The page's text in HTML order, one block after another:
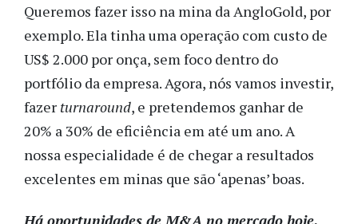
Queremos fazer isso na mina da AngloGold, por
exemplo. Ela tinha uma operação com custo de
US$ 2.000 por onça, sem foco dentro do
portfólio da empresa. Agora, nós vamos investir,
fazer turnaround, e pretendemos ganhar de
20% a 30% de eficiência em até um ano. A
nossa especialidade é de chegar a resultados
excelentes em minas que são ‘apenas’ boas.
Há oportunidades de M&A no mercado hoje,